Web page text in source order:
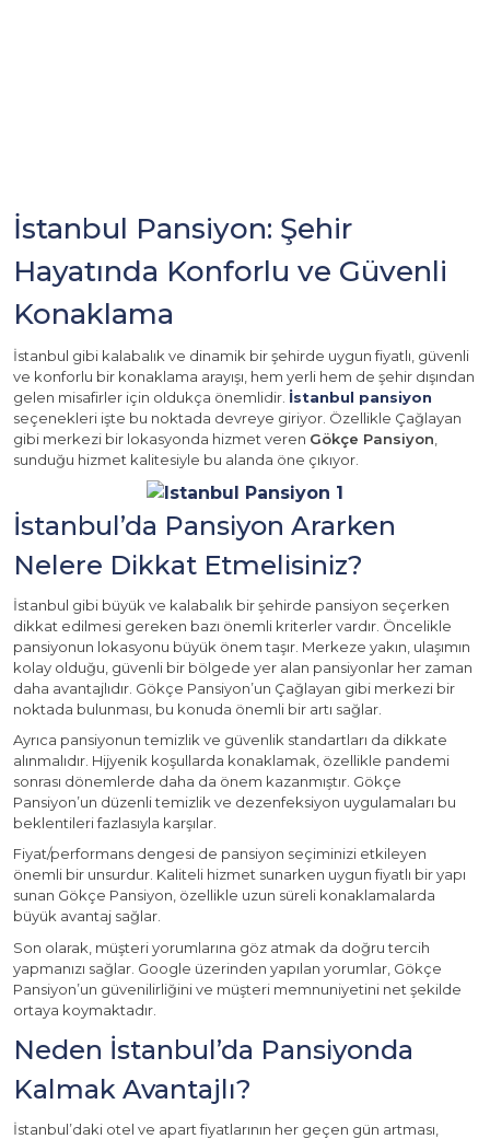
İstanbul Pansiyon: Şehir
Hayatında Konforlu ve Güvenli
Konaklama
İstanbul gibi kalabalık ve dinamik bir şehirde uygun fiyatlı, güvenli
ve konforlu bir konaklama arayışı, hem yerli hem de şehir dışından
gelen misafirler için oldukça önemlidir. İstanbul pansiyon
seçenekleri işte bu noktada devreye giriyor. Özellikle Çağlayan
gibi merkezi bir lokasyonda hizmet veren Gökçe Pansiyon
sunduğu hizmet kalitesiyle bu alanda öne çıkıyor.
İstanbul’da Pansiyon Ararken
Nelere Dikkat Etmelisiniz?
İstanbul gibi büyük ve kalabalık bir şehirde pansiyon seçerken
dikkat edilmesi gereken bazı önemli kriterler vardır. Öncelikle
pansiyonun lokasyonu büyük önem taşır. Merkeze yakın, ulaşımın
kolay olduğu, güvenli bir bölgede yer alan pansiyonlar her zaman
daha avantajlıdır. Gökçe Pansiyon’un Çağlayan gibi merkezi bir
noktada bulunması, bu konuda önemli bir artı sağlar.
Ayrıca pansiyonun temizlik ve güvenlik standartları da dikkate
alınmalıdır. Hijyenik koşullarda konaklamak, özellikle pandemi
sonrası dönemlerde daha da önem kazanmıştır. Gökçe
Pansiyon’un düzenli temizlik ve dezenfeksiyon uygulamaları bu
beklentileri fazlasıyla karşılar.
Fiyat/performans dengesi de pansiyon seçiminizi etkileyen
önemli bir unsurdur. Kaliteli hizmet sunarken uygun fiyatlı bir yapı
sunan Gökçe Pansiyon, özellikle uzun süreli konaklamalarda
büyük avantaj sağlar.
Son olarak, müşteri yorumlarına göz atmak da doğru tercih
yapmanızı sağlar. Google üzerinden yapılan yorumlar, Gökçe
Pansiyon’un güvenilirliğini ve müşteri memnuniyetini net şekilde
ortaya koymaktadır.
Neden İstanbul’da Pansiyonda
Kalmak Avantajlı?
İstanbul’daki otel ve apart fiyatlarının her geçen gün artması,